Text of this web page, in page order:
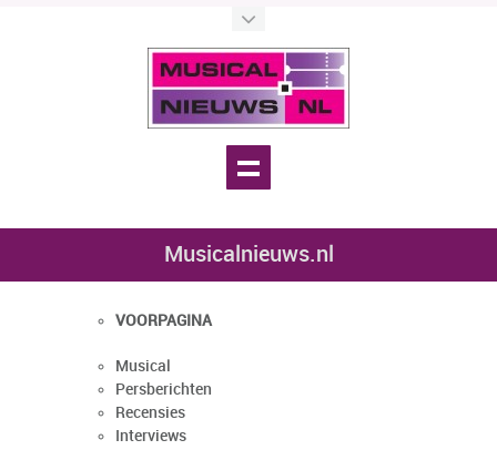
Musicalnieuws.nl
VOORPAGINA
Musical
Persberichten
Recensies
Interviews